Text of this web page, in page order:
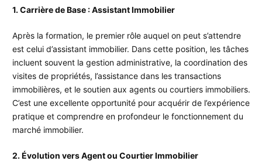
1. Carrière de Base : Assistant Immobilier
Après la formation, le premier rôle auquel on peut s’attendre
est celui d’assistant immobilier. Dans cette position, les tâches
incluent souvent la gestion administrative, la coordination des
visites de propriétés, l’assistance dans les transactions
immobilières, et le soutien aux agents ou courtiers immobiliers.
C’est une excellente opportunité pour acquérir de l’expérience
pratique et comprendre en profondeur le fonctionnement du
marché immobilier.
2. Évolution vers Agent ou Courtier Immobilier